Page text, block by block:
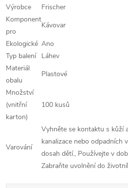
Výrobce
Frischer
Komponent
pro
Kávovar
Ekologické Ano
Typ balení
Láhev
Materiál
obalu
Plastové
Množství
(vnitřní
karton)
100 kusů
Varování
Vyhněte se kontaktu s kůží
kanalizace nebo odpadních
dosah dětí., Používejte v
Zabraňte uvolnění do